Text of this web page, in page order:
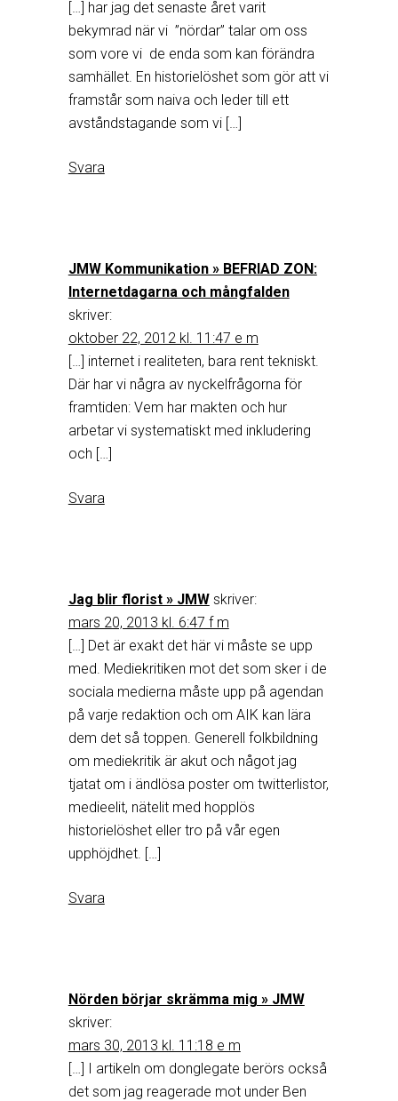
[…] har jag det senaste året varit
bekymrad när vi ”nördar” talar om oss
som vore vi de enda som kan förändra
samhället. En historielöshet som gör att vi
framstår som naiva och leder till ett
avståndstagande som vi […]
Svara
JMW Kommunikation » BEFRIAD ZON:
Internetdagarna och mångfalden
skriver:
oktober 22, 2012 kl. 11:47 e m
[…] internet i realiteten, bara rent tekniskt.
Där har vi några av nyckelfrågorna för
framtiden: Vem har makten och hur
arbetar vi systematiskt med inkludering
och […]
Svara
Jag blir florist » JMW skriver:
mars 20, 2013 kl. 6:47 f m
[…] Det är exakt det här vi måste se upp
med. Mediekritiken mot det som sker i de
sociala medierna måste upp på agendan
på varje redaktion och om AIK kan lära
dem det så toppen. Generell folkbildning
om mediekritik är akut och något jag
tjatat om i ändlösa poster om twitterlistor,
medieelit, nätelit med hopplös
historielöshet eller tro på vår egen
upphöjdhet. […]
Svara
Nörden börjar skrämma mig » JMW
skriver:
mars 30, 2013 kl. 11:18 e m
[…] I artikeln om donglegate berörs också
det som jag reagerade mot under Ben